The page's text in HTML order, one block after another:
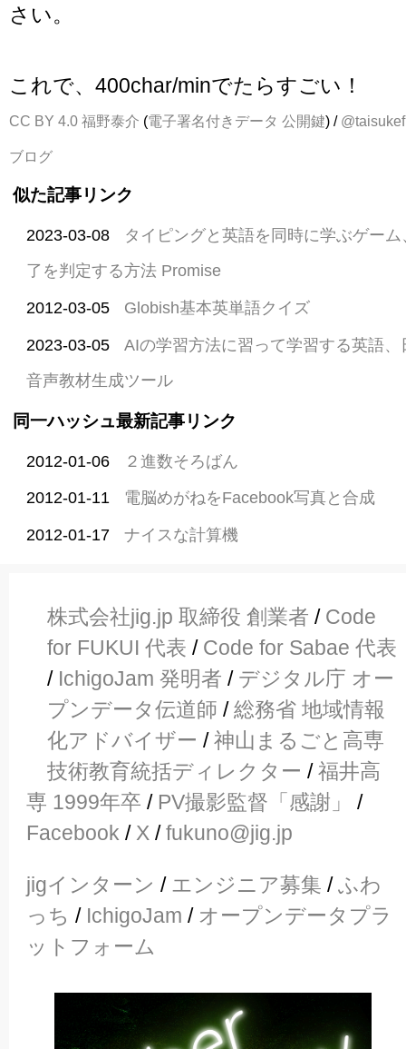
さい。
これで、400char/minでたらすごい！
CC BY 4.0 福野泰介 (電子署名付きデータ 公開鍵) / @taisukef
ブログ
似た記事リンク
2023-03-08
タイピングと英語を同時に学ぶゲー
了を判定する方法 Promise
2012-03-05 Globish基本英単語クイズ
2023-03-05
AIの学習方法に習って学習する英語
音声教材生成ツール
同一ハッシュ最新記事リンク
2012-01-06 ２進数そろばん
2012-01-11 電脳めがねをFacebook写真と合成
2012-01-17 ナイスな計算機
株式会社jig.jp 取締役 創業者 / Code
for FUKUI 代表 / Code for Sabae 代表
/ IchigoJam 発明者 / デジタル庁 オー
プンデータ伝道師 /総務省 地域情報
化アドバイザー /神山まるごと高専
技術教育統括ディレクター /福井高
専 1999年卒 / PV撮影監督「感謝」
/
Facebook / X /fukuno@jig.jp
jigインターン / エンジニア募集 /ふわ
っち / IchigoJam / オープンデータプラ
ットフォーム